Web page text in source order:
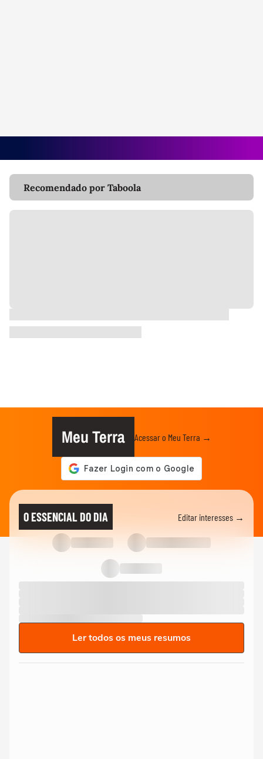
Recomendado por Taboola
Meu Terra Acessar o Meu Terra →
O ESSENCIAL DO DIA Editar interesses →
Ler todos os meus resumos